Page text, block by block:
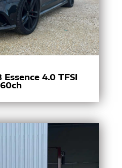
Essence 4.0 TFSI